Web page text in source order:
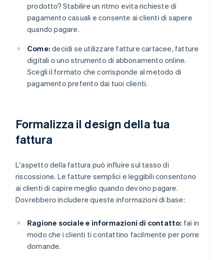
prodotto? Stabilire un ritmo evita richieste di
pagamento casuali e consente ai clienti di sapere
quando pagare.
Come: decidi se utilizzare fatture cartacee, fatture
digitali o uno strumento di abbonamento online.
Scegli il formato che corrisponde al metodo di
pagamento preferito dai tuoi clienti.
Formalizza il design della tua
fattura
L'aspetto della fattura può influire sul tasso di
riscossione. Le fatture semplici e leggibili consentono
ai clienti di capire meglio quando devono pagare.
Dovrebbero includere queste informazioni di base:
Ragione sociale e informazioni di contatto: fai in
modo che i clienti ti contattino facilmente per porre
domande.